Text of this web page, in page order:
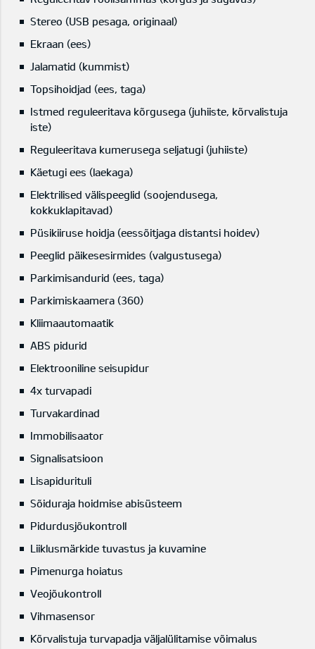
Stereo (USB pesaga, originaal)
Ekraan (ees)
Jalamatid (kummist)
Topsihoidjad (ees, taga)
Istmed reguleeritava kõrgusega (juhiiste, kõrvalistuja
iste)
Reguleeritava kumerusega seljatugi (juhiiste)
Käetugi ees (laekaga)
Elektrilised välispeeglid (soojendusega,
kokkuklapitavad)
Püsikiiruse hoidja (eessõitjaga distantsi hoidev)
Peeglid päikesesirmides (valgustusega)
Parkimisandurid (ees, taga)
Parkimiskaamera (360)
Kliimaautomaatik
ABS pidurid
Elektrooniline seisupidur
4x turvapadi
Turvakardinad
Immobilisaator
Signalisatsioon
Lisapidurituli
Sõiduraja hoidmise abisüsteem
Pidurdusjõukontroll
Liiklusmärkide tuvastus ja kuvamine
Pimenurga hoiatus
Veojõukontroll
Vihmasensor
Kõrvalistuja turvapadja väljalülitamise võimalus